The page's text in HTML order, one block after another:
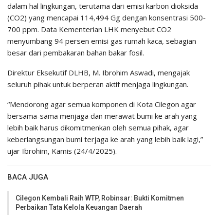
dalam hal lingkungan, terutama dari emisi karbon dioksida
(CO2) yang mencapai 114,494 Gg dengan konsentrasi 500-
700 ppm. Data Kementerian LHK menyebut CO2
menyumbang 94 persen emisi gas rumah kaca, sebagian
besar dari pembakaran bahan bakar fosil.
Direktur Eksekutif DLHB, M. Ibrohim Aswadi, mengajak
seluruh pihak untuk berperan aktif menjaga lingkungan.
“Mendorong agar semua komponen di Kota Cilegon agar
bersama-sama menjaga dan merawat bumi ke arah yang
lebih baik harus dikomitmenkan oleh semua pihak, agar
keberlangsungan bumi terjaga ke arah yang lebih baik lagi,”
ujar Ibrohim, Kamis (24/4/2025).
BACA JUGA
Cilegon Kembali Raih WTP, Robinsar: Bukti Komitmen
Perbaikan Tata Kelola Keuangan Daerah